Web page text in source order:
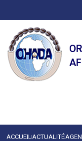
ACCUEIL ACTUALITÉ